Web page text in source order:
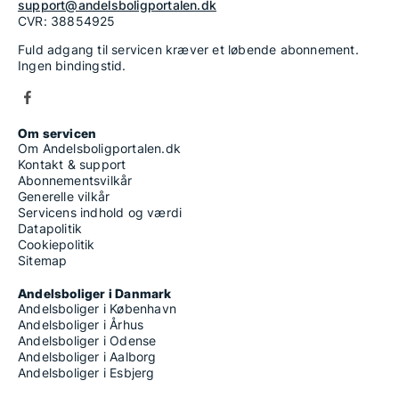
support@andelsboligportalen.dk
CVR: 38854925
Fuld adgang til servicen kræver et løbende abonnement.
Ingen bindingstid.
Om servicen
Om Andelsboligportalen.dk
Kontakt & support
Abonnementsvilkår
Generelle vilkår
Servicens indhold og værdi
Datapolitik
Cookiepolitik
Sitemap
Andelsboliger i Danmark
Andelsboliger i København
Andelsboliger i Århus
Andelsboliger i Odense
Andelsboliger i Aalborg
Andelsboliger i Esbjerg